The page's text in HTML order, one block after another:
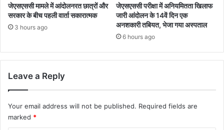
जेएसएससी मामले में आंदोलनरत छात्रों और
सरकार के बीच पहली वार्ता सकारात्मक
3 hours ago
जेएसएससी परीक्षा में अनियमितता खिलाफ
जारी आंदोलन के 14वें दिन एक
अनशकारी तबियत, भेजा गया अस्पताल
6 hours ago
Leave a Reply
Your email address will not be published. Required fields are
marked *